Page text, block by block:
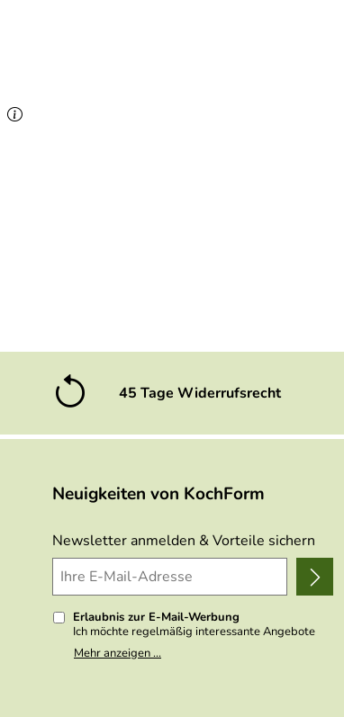
45 Tage Widerrufsrecht
Neuigkeiten von KochForm
Newsletter anmelden & Vorteile sichern
Erlaubnis zur E-Mail-Werbung
Ich möchte regelmäßig interessante Angebote
per E-Mail erhalten. Meine E-Mail-Adresse wird
nicht an andere Unternehmen weitergegeben. Zu
Mehr anzeigen ...